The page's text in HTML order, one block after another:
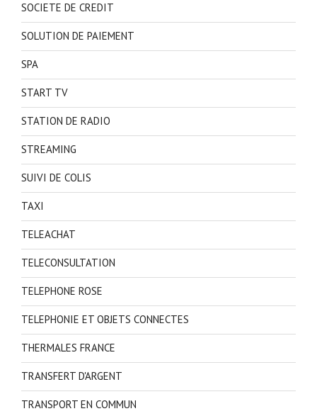
SOCIETE DE CREDIT
SOLUTION DE PAIEMENT
SPA
START TV
STATION DE RADIO
STREAMING
SUIVI DE COLIS
TAXI
TELEACHAT
TELECONSULTATION
TELEPHONE ROSE
TELEPHONIE ET OBJETS CONNECTES
THERMALES FRANCE
TRANSFERT D'ARGENT
TRANSPORT EN COMMUN